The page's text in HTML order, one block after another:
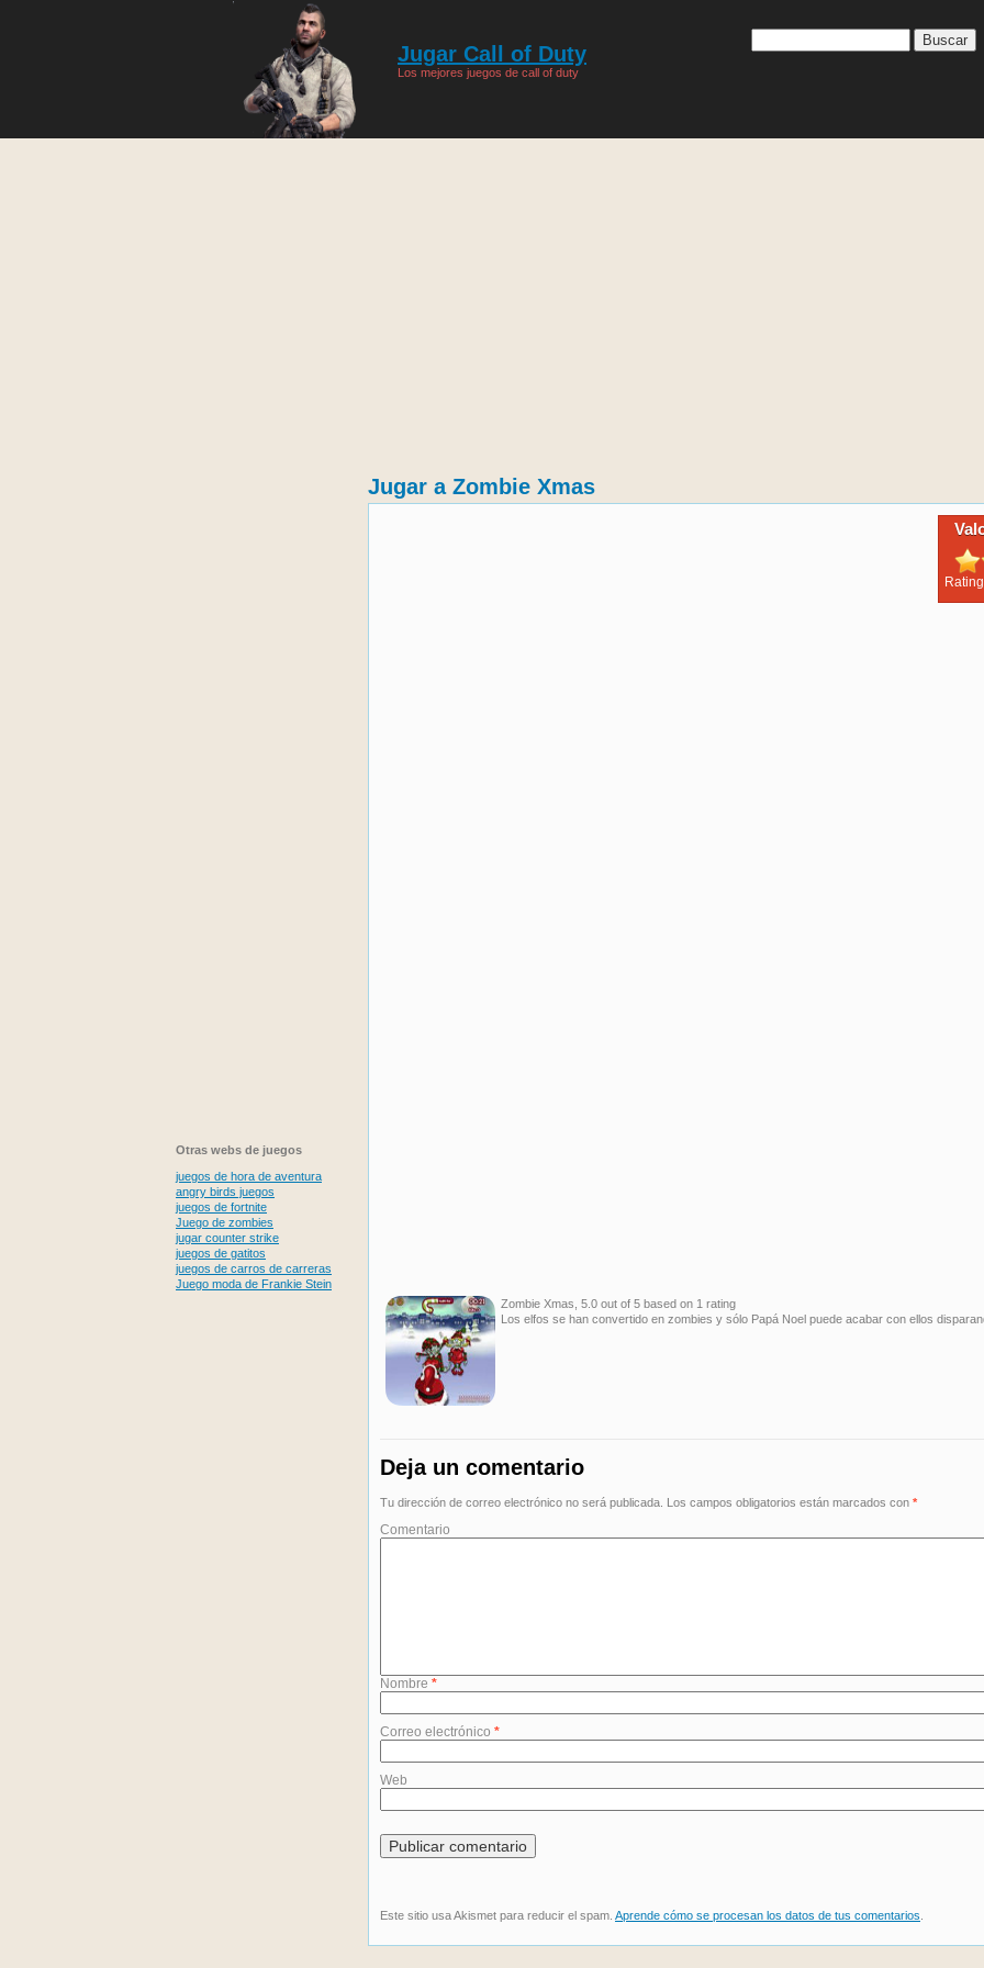
Jugar Call of Duty
Los mejores juegos de call of duty
Otras webs de juegos
juegos de hora de aventura
angry birds juegos
juegos de fortnite
Juego de zombies
jugar counter strike
juegos de gatitos
juegos de carros de carreras
Juego moda de Frankie Stein
Jugar a Zombie Xmas
Zombie Xmas 5.0 out of 5 based on 1 rating
Los elfos se han convertido en zombies y sólo Papá Noel puede acabar con ellos
Deja un comentario
Tu dirección de correo electrónico no será publicada. Los campos obligatorios están marcados con *
Comentario
Nombre *
Correo electrónico *
Web
Este sitio usa Akismet para reducir el spam. Aprende cómo se procesan los datos de tus comentarios